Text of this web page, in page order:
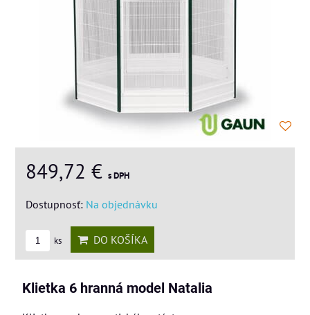
849,72 € s DPH
Dostupnosť: Na objednávku
ks DO KOŠÍKA
Klietka 6 hranná model Natalia